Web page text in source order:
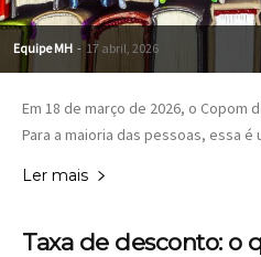
Equipe MH - 17 abril, 2026
Em 18 de março de 2026, o Copom
Para a maioria das pessoas, essa é
Ler mais
Taxa de desconto: o